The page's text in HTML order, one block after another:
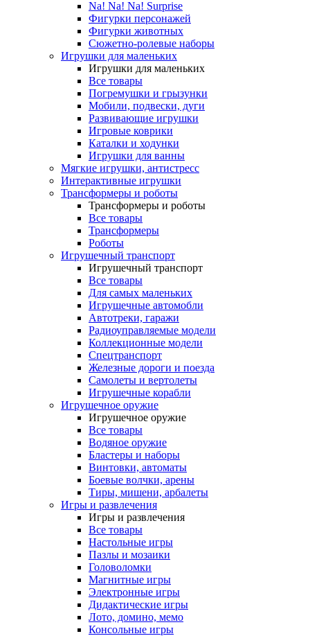
Na! Na! Na! Surprise
Фигурки персонажей
Фигурки животных
Сюжетно-ролевые наборы
Игрушки для маленьких
Игрушки для маленьких
Все товары
Погремушки и грызунки
Мобили, подвески, дуги
Развивающие игрушки
Игровые коврики
Каталки и ходунки
Игрушки для ванны
Мягкие игрушки, антистресс
Интерактивные игрушки
Трансформеры и роботы
Трансформеры и роботы
Все товары
Трансформеры
Роботы
Игрушечный транспорт
Игрушечный транспорт
Все товары
Для самых маленьких
Игрушечные автомобли
Автотреки, гаражи
Радиоуправляемые модели
Коллекционные модели
Спецтранспорт
Железные дороги и поезда
Самолеты и вертолеты
Игрушечные корабли
Игрушечное оружие
Игрушечное оружие
Все товары
Водяное оружие
Бластеры и наборы
Винтовки, автоматы
Боевые волчки, арены
Тиры, мишени, арбалеты
Игры и развлечения
Игры и развлечения
Все товары
Настольные игры
Пазлы и мозаики
Головоломки
Магнитные игры
Электронные игры
Дидактические игры
Лото, домино, мемо
Консольные игры